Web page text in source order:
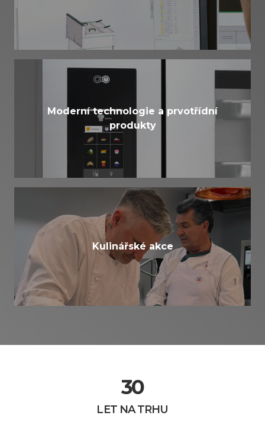
Moderní technologie a prvotřídní
produkty
Kulinářské akce
30
LET NA TRHU